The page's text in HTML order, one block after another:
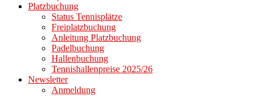
Platzbuchung
Status Tennisplätze
Freiplatzbuchung
Anleitung Platzbuchung
Padelbuchung
Hallenbuchung
Tennishallenpreise 2025/26
Newsletter
Anmeldung